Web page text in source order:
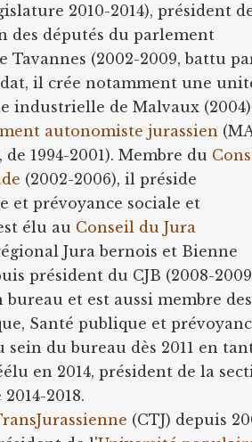
2010-2014), président
des députés du parlement
Tavannes (2002-2009, battu
il crée notamment une
industrielle de Malvaux
autonomiste jurassien
de 1994-2001). Membre du
(2002-2006), il préside
et prévoyance sociale et
élu au Conseil du Jura
Jura bernois et Bienne
président du CJB (2008-
bureau et est aussi membre des
Santé publique et
sein du bureau dès 2011 en
en 2014, président de la
2018.
(CTJ) depuis